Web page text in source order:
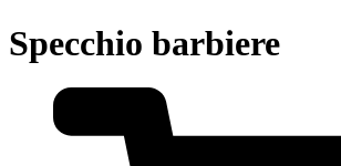
Specchio barbiere